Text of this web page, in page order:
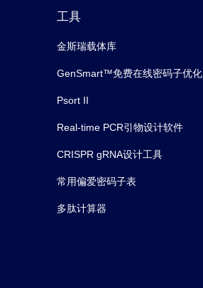
工具
金斯瑞载体库
GenSmart™免费在线密码子优化
Psort II
Real-time PCR引物设计软件
CRISPR gRNA设计工具
常用偏爱密码子表
多肽计算器